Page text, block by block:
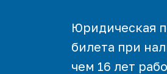
Юридическая
билета при
чем 16 лет